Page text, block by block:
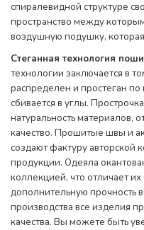
спиралевидной структуре
пространство между
воздушную подушку,
Стеганная технология
технологии заключается в
распределен и простеган
сбивается в углы.
натуральность материалов,
качество. Прошитые швы и
создают фактуру авторской
продукции. Одеяла
коллекцией, что отличает
дополнительную прочность
производства все изделия
качества. Вы можете быть